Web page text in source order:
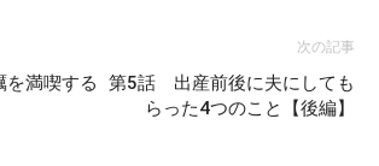
を満喫する
次の記事
第5話 出産前後に夫にしても
らった4つのこと【後編】